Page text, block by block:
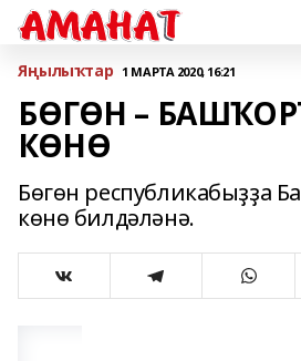
Яңылыҡтар 1 МАРТА 2020, 16:21
БӨГӨН –
КӨНӨ
Бөгөн республикабыҙҙа
көнө билдәләнә.